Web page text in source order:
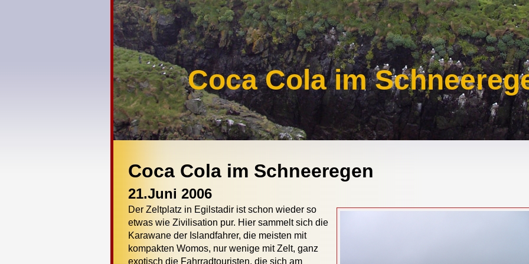
Coca Cola im
Coca Cola im Schneeregen
21.Juni 2006
Der Zeltplatz in Egilstadir ist schon wieder so
etwas wie Zivilisation pur. Hier sammelt sich die
Karawane der Islandfahrer, die meisten mit
kompakten Womos, nur wenige mit Zelt, ganz
exotisch die Fahrradtouristen, die sich am